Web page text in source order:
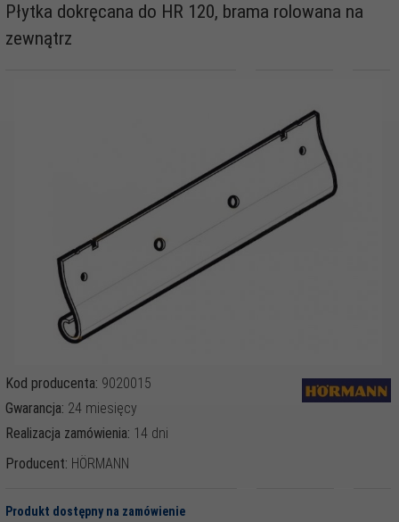
Płytka dokręcana do HR 120, brama rolowana na
zewnątrz
Kod producenta: 9020015
Gwarancja: 24 miesięcy
Realizacja zamówienia: 14 dni
Producent: HÖRMANN
Produkt dostępny na zamówienie